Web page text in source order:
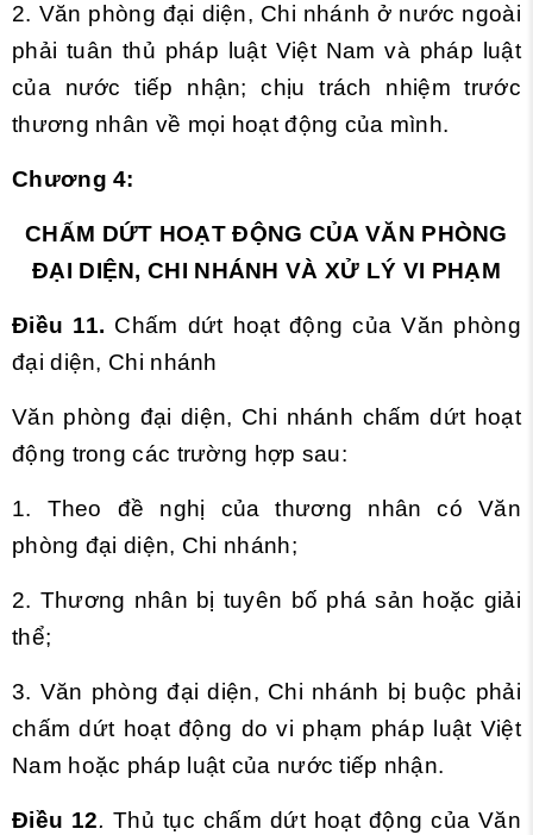
2. Văn phòng đại diện, Chi nhánh ở nước ngoài
phải tuân thủ pháp luật Việt Nam và pháp luật
của nước tiếp nhận; chịu trách nhiệm trước
thương nhân về mọi hoạt động của mình.
Chương 4:
CHẤM DỨT HOẠT ĐỘNG CỦA VĂN PHÒNG
ĐẠI DIỆN, CHI NHÁNH VÀ XỬ LÝ VI PHẠM
Điều 11. Chấm dứt hoạt động của Văn phòng
đại diện, Chi nhánh
Văn phòng đại diện, Chi nhánh chấm dứt hoạt
động trong các trường hợp sau:
1. Theo đề nghị của thương nhân có Văn
phòng đại diện, Chi nhánh;
2. Thương nhân bị tuyên bố phá sản hoặc giải
thể;
3. Văn phòng đại diện, Chi nhánh bị buộc phải
chấm dứt hoạt động do vi phạm pháp luật Việt
Nam hoặc pháp luật của nước tiếp nhận.
Điều 12. Thủ tục chấm dứt hoạt động của Văn